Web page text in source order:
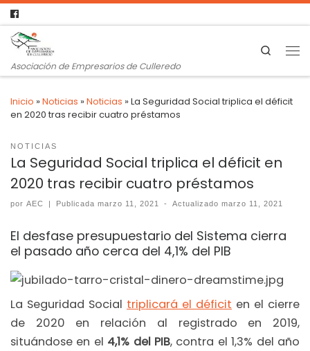
Asociación de Empresarios de Culleredo
Search
Inicio »Noticias »Noticias »La Seguridad Social triplica el déficit
en 2020 tras recibir cuatro préstamos
NOTICIAS
La Seguridad Social triplica el déficit en
2020 tras recibir cuatro préstamos
por AEC | Publicadamarzo 11, 2021 - Actualizadomarzo 11, 2021
El desfase presupuestario del Sistema cierra
el pasado año cerca del 4,1% del PIB
La Seguridad Social triplicará el déficit en el cierre
de 2020 en relación al registrado en 2019,
situándose en el 4,1% del PIB, contra el 1,3% del año